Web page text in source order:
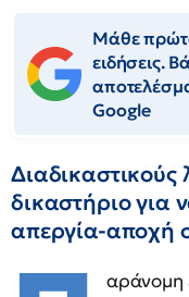
Μάθε
ειδήσεις.
Google
Διαδικαστικούς
δικαστήριο για
απεργία-αποχή
αράνομη